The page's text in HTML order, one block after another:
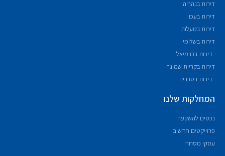
דירות בנהריה
דירות בעכו
דירות במעלות
דירות בשלומי
דירות בכרמיאל
דירות בקריית שמונה
דירות בטבריה
המחלקות שלנו
נכסים להשקעה
פרוייקטים חדשים
עסקי מסחרי